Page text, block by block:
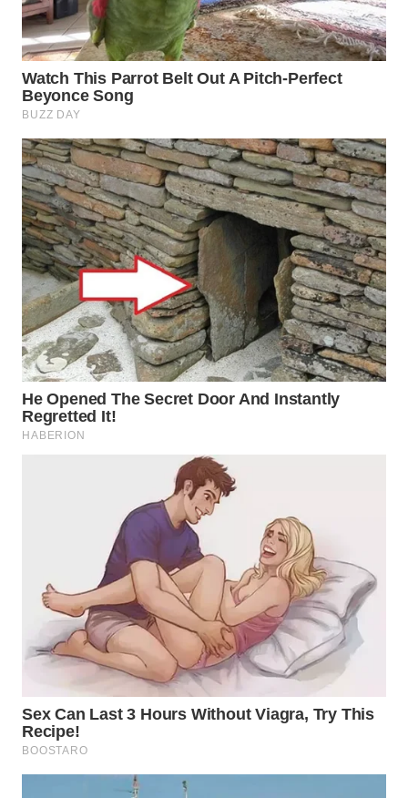
WN
PAKPAK
WN
KARAWANG
WN
BEKASI
WN
BOGOR
WN
DEPOK
WN
TAPANULI
UTARA
WN
SUMEDANG
WN
CIANJUR
WN
KEPULAUAN
SERIBU